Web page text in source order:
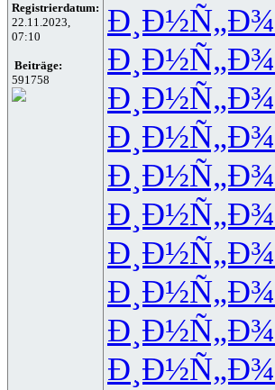
Registrierdatum:
22.11.2023,
07:10
Beiträge:
591758
Ð¸Ð½Ñ„Ð¾
Ð¸Ð½Ñ„Ð¾
Ð¸Ð½Ñ„Ð¾
Ð¸Ð½Ñ„Ð¾
Ð¸Ð½Ñ„Ð¾
Ð¸Ð½Ñ„Ð¾
Ð¸Ð½Ñ„Ð¾
Ð¸Ð½Ñ„Ð¾
Ð¸Ð½Ñ„Ð¾
Ð¸Ð½Ñ„Ð¾